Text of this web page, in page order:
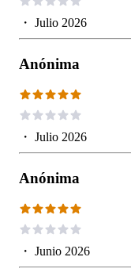
・ Julio 2026
Anónima
・ Julio 2026
Anónima
・ Junio 2026